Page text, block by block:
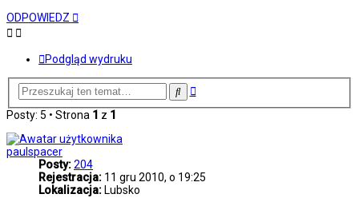
ODPOWIEDZ
Podgląd wydruku
SzukajWyszukiwanie
Posty: 5 • Strona 1 z 1
paulspacer
Posty:204
Rejestracja: 11 gru 2010, o 19:25
Lokalizacja: Lubsko